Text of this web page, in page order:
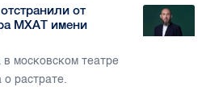
от
МХАТ имени
московском театре
о растрате.